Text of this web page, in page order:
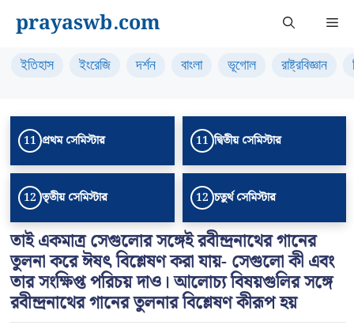
content
prayaswb.com
ইতিহাস ইংরেজি দর্শন বাংলা ভূগোল রাষ্ট্রবিজ্ঞান
11 প্রথম সেমিস্টার 11 দ্বিতীয় সেমিস্টার
12 তৃতীয় সেমিস্টার 12 চতুর্থ সেমিস্টার
তাই একমাত্র সেগুলোর সঙ্গেই রবীন্দ্রনাথের গানের
তুলনা করে ঈষৎ বিশ্লেষণ করা যায়- সেগুলো কী এবং
তার সংক্ষিপ্ত পরিচয় দাও। আলোচ্য বিষয়গুলির সঙ্গে
রবীন্দ্রনাথের গানের তুলনার বিশ্লেষণ কীরূপ হয়